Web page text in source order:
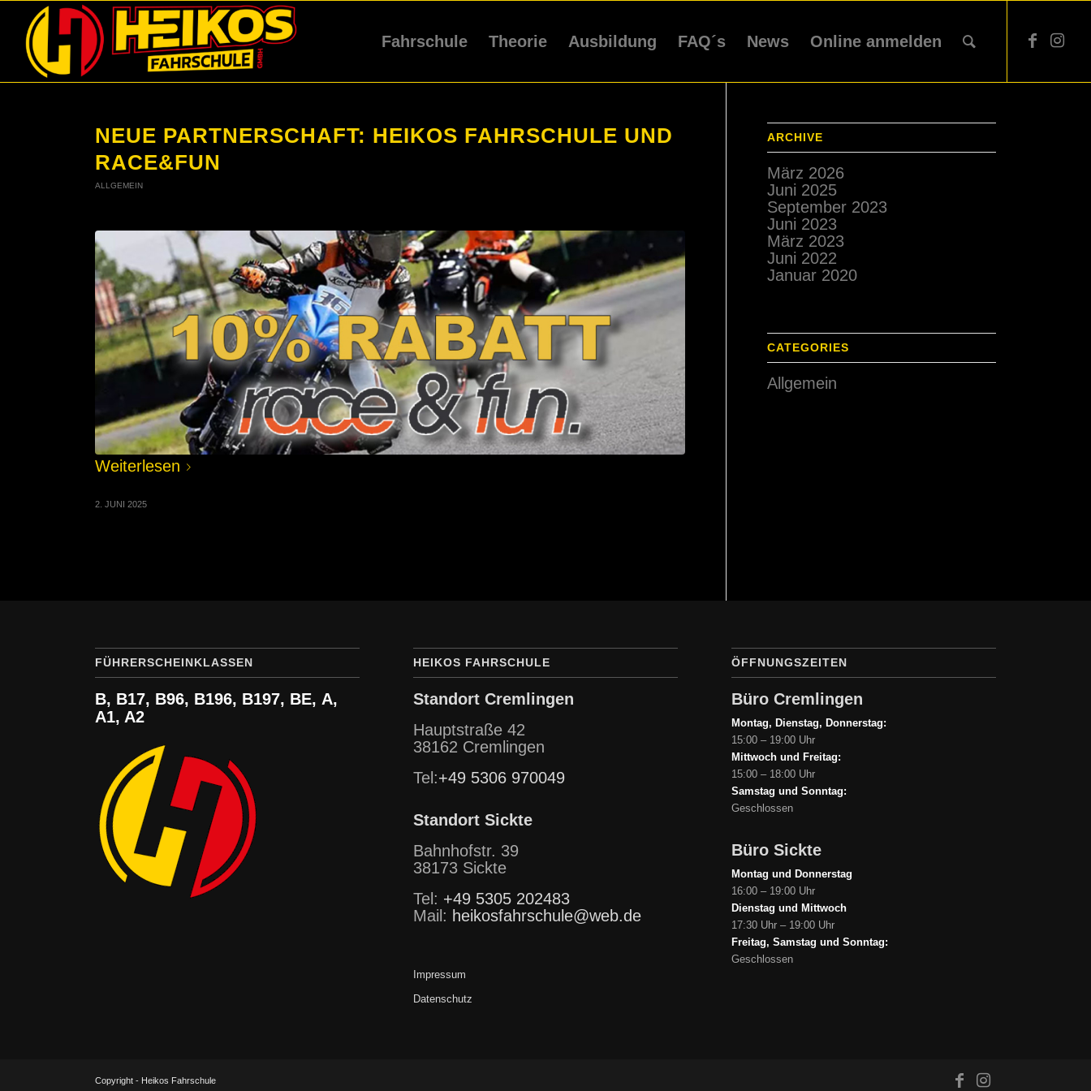
Fahrschule Theorie Ausbildung FAQ´s News Online anmelden
NEUE PARTNERSCHAFT: HEIKOS FAHRSCHULE UND
RACE&FUN
ALLGEMEIN
Weiterlesen
2. JUNI 2025
ARCHIVE
März 2026
Juni 2025
September 2023
Juni 2023
März 2023
Juni 2022
Januar 2020
CATEGORIES
Allgemein
FÜHRERSCHEINKLASSEN
B, B17, B96, B196, B197, BE, A,
A1, A2
HEIKOS FAHRSCHULE
Standort Cremlingen
Hauptstraße 42
38162 Cremlingen
Tel:+49 5306 970049
Standort Sickte
Bahnhofstr. 39
38173 Sickte
Tel: +49 5305 202483
Mail: heikosfahrschule@web.de
Impressum
Datenschutz
ÖFFNUNGSZEITEN
Büro Cremlingen
Montag, Dienstag, Donnerstag:
15:00 – 19:00 Uhr
Mittwoch und Freitag:
15:00 – 18:00 Uhr
Samstag und Sonntag:
Geschlossen
Büro Sickte
Montag und Donnerstag
16:00 – 19:00 Uhr
Dienstag und Mittwoch
17:30 Uhr – 19:00 Uhr
Freitag, Samstag und Sonntag:
Geschlossen
Copyright - Heikos Fahrschule